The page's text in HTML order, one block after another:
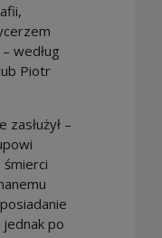
według
Piotr
–
śmierci
po